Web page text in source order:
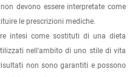
del modulo d'ordine e
lo stato di lavorazione
devono essere interpretate come
le prescrizioni mediche.
intesi come sostituti di una dieta
nell'ambito di uno stile di vita
non sono garantiti e possono